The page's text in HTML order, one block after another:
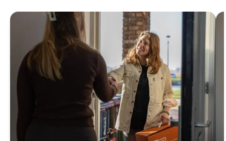
Lees meer over Versterking gezocht: